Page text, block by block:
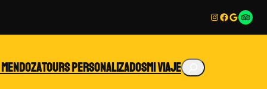
Instagram
Facebook
Google
Enlace
Tours personalizadosMi viajeBuscar